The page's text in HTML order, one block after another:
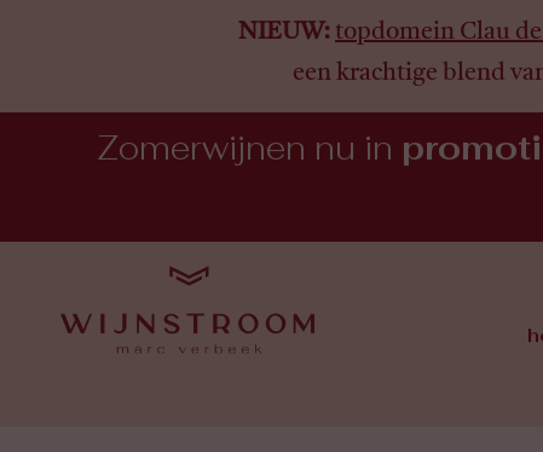
NIEUW: topdomein Clau
een krachtige blend
Zomerwijnen nu in